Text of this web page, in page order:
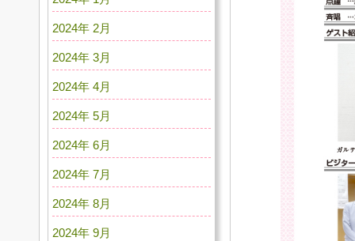
2024年 2月
2024年 3月
2024年 4月
2024年 5月
2024年 6月
2024年 7月
2024年 8月
2024年 9月